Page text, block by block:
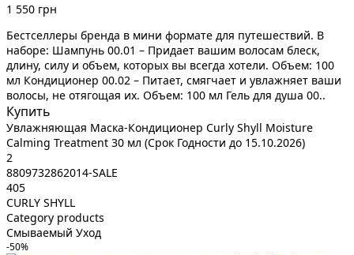
1 550 грн
Бестселлеры бренда в мини формате для путешествий. В
наборе: Шампунь 00.01 – Придает вашим волосам блеск,
длину, силу и объем, которых вы всегда хотели. Объем: 100
мл Кондиционер 00.02 – Питает, смягчает и увлажняет ваши
волосы, не отягощая их. Объем: 100 мл Гель для душа 00..
Купить
Увлажняющая Маска-Кондиционер Curly Shyll Moisture
Calming Treatment 30 мл (Срок Годности до 15.10.2026)
2
8809732862014-SALE
405
CURLY SHYLL
Category products
Смываемый Уход
-50%